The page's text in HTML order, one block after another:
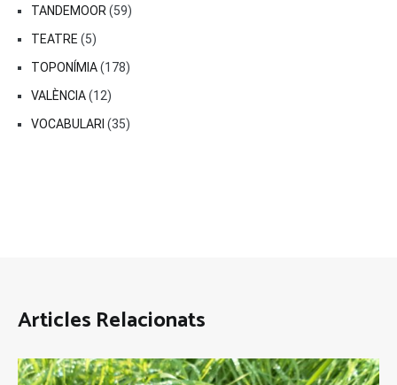
TANDEMOOR (59)
TEATRE (5)
TOPONÍMIA(178)
VALÈNCIA(12)
VOCABULARI (35)
Articles Relacionats